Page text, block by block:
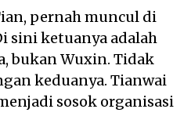
pernah muncul di
sini ketuanya adalah
bukan Wuxin. Tidak
keduanya. Tianwai
sosok organisasi